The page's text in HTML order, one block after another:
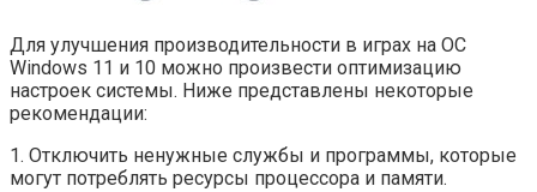
Для улучшения производительности в играх на ОС
Windows 11 и 10 можно произвести оптимизацию
настроек системы. Ниже представлены некоторые
рекомендации:
1. Отключить ненужные службы и программы, которые
могут потреблять ресурсы процессора и памяти.